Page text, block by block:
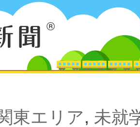
東エリア, 未就